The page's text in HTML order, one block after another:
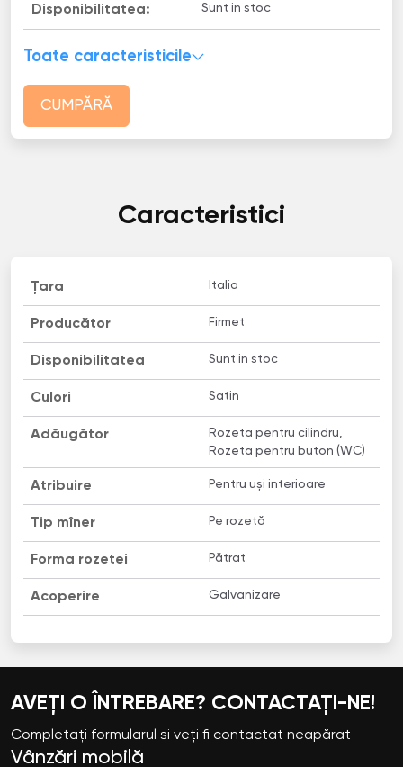
Disponibilitatea: Sunt in stoc
Toate caracteristicile
CUMPĂRĂ
Caracteristici
Țara Italia
Producător Firmet
Disponibilitatea Sunt in stoc
Culori Satin
Adăugător
Rozeta pentru cilindru,
Rozeta pentru buton (WC)
Atribuire Pentru uși interioare
Tip mîner Pe rozetă
Forma rozetei Pătrat
Acoperire Galvanizare
AVEȚI O ÎNTREBARE? CONTACTAȚI-NE!
Completați formularul si veți fi contactat neapărat
Vânzări mobilă